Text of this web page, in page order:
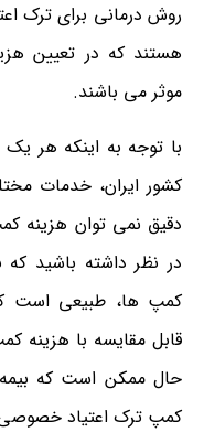
روش درمانی برای ترک
هستند که در تعیین
موثر می باشند.
با توجه به اینکه هر
کشور ایران، خدمات
دقیق نمی توان هزینه
در نظر داشته باشید که
کمپ ها، طبیعی است
قابل مقایسه با هزینه
حال ممکن است که بیمه
کمپ ترک اعتیاد خصوصی